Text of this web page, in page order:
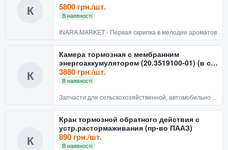
К 5800 грн./шт.
В наявності
INARA.MARKET - Первая скрипка в мелодии ароматов
К
Камера тормозная с мембранним
энергоаккумулятором (20.3519100-01) (в сб.
тип 20/20) (пр-во Белк
3880 грн./шт.
В наявності
К
Кран тормозной обратного действия с
устр.растормаживания (пр-во ПААЗ)
890 грн./шт.
В наявності